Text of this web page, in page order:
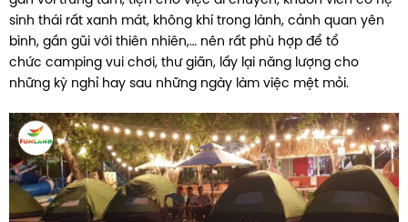
sinh thái rất xanh mát, không khí trong lành, cảnh quan yên
bình, gần gũi với thiên nhiên,… nên rất phù hợp để tổ
chức camping vui chơi, thư giãn, lấy lại năng lượng cho
những kỳ nghỉ hay sau những ngày làm việc mệt mỏi.